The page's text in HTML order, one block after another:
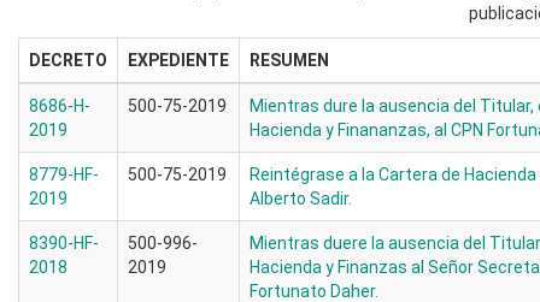
DECRETO EXPEDIENTE RESUMEN
8686-H-
2019
500-75-2019
Mientras dure la ausencia del
Hacienda y Finananzas, al CPN
8779-HF-
2019
500-75-2019
Reintégrase a la Cartera de
Alberto Sadir.
8390-HF-
2018
500-996-
2019
Mientras duere la ausencia del
Hacienda y Finanzas al Señor
Fortunato Daher.